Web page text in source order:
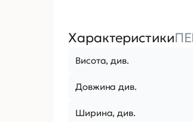
Характеристики
Висота, див.
Довжина див.
Ширина, див.